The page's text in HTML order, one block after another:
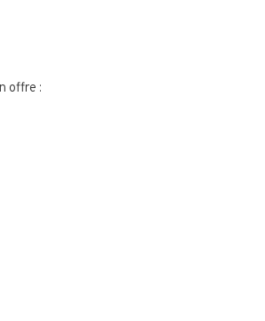
offre :